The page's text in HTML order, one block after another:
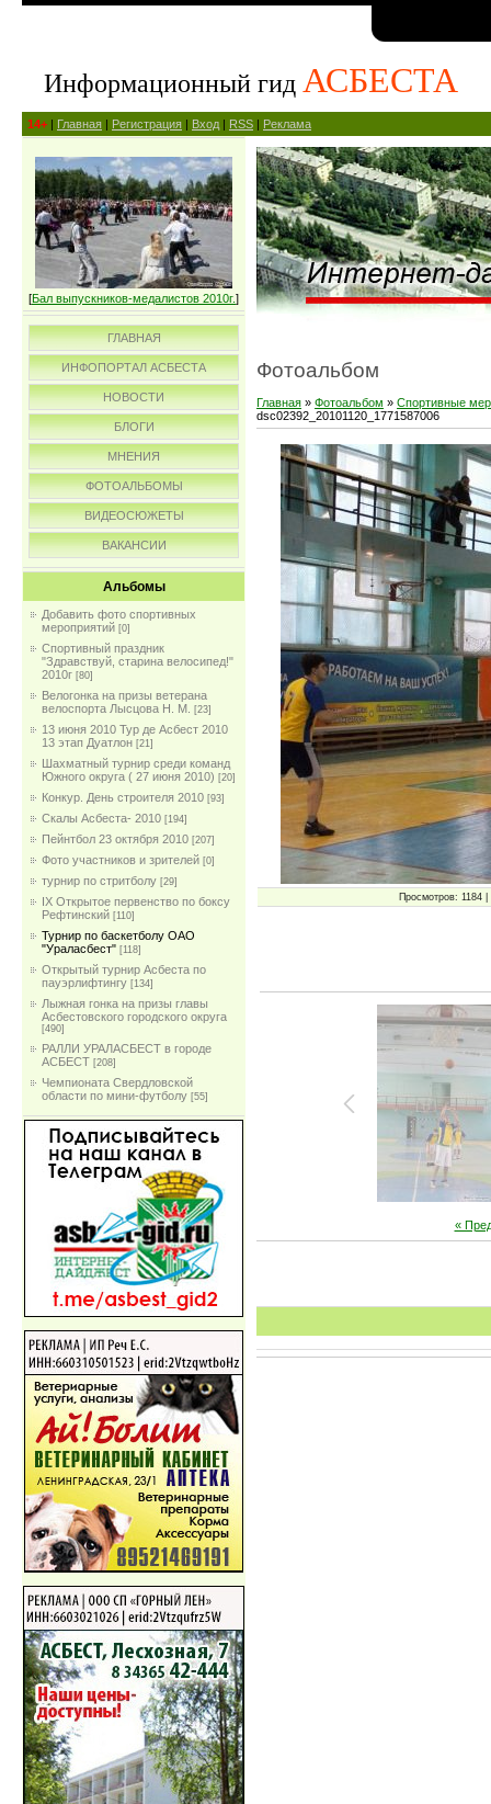
Информационный гид АСБЕСТА
14+ | Главная | Регистрация | Вход | RSS | Реклама
[Бал выпускников-медалистов 2010г.]
ГЛАВНАЯ
ИНФОПОРТАЛ АСБЕСТА
НОВОСТИ
БЛОГИ
МНЕНИЯ
ФОТОАЛЬБОМЫ
ВИДЕОСЮЖЕТЫ
ВАКАНСИИ
Альбомы
Добавить фото спортивных
мероприятий [0]
Спортивный праздник
"Здравствуй, старина велосипед!"
2010г [80]
Велогонка на призы ветерана
велоспорта Лысцова Н. М.
[23]
13 июня 2010 Тур де Асбест 2010
13 этап Дуатлон [21]
Шахматный турнир среди команд
Южного округа ( 27 июня 2010) [20]
Конкур. День строителя 2010 [93]
Скалы Асбеста- 2010 [194]
Пейнтбол 23 октября 2010 [207]
Фото участников и зрителей [0]
турнир по стритболу [29]
IX Открытое первенство по боксу
Рефтинский [110]
Турнир по баскетболу ОАО
"Ураласбест" [118]
Открытый турнир Асбеста по
пауэрлифтингу [134]
Лыжная гонка на призы главы
Асбестовского городского округа
[490]
РАЛЛИ УРАЛАСБЕСТ в городе
АСБЕСТ [208]
Чемпионата Свердловской
области по мини-футболу [55]
Фотоальбом
Главная » Фотоальбом » Спортивные
dsc02392_20101120_1771587006
Просмотров: 1184
«